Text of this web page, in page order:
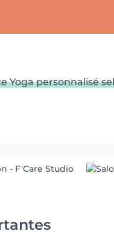
Yoga personnalisé